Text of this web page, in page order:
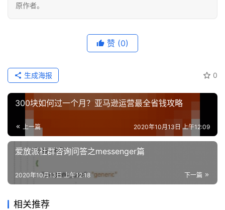
原作者。
赞 (0)
0
生成海报
300块如何过一个月？亚马逊运营最全省钱攻略
上一篇 2020年10月13日 上午12:09
爱放派社群咨询问答之messenger篇
下一篇
2020年10月13日 上午12:18
相关推荐